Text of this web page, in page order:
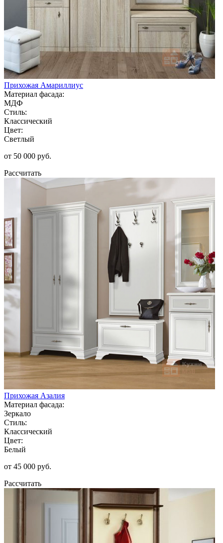
Прихожая Амариллиус
Материал фасада:
МДФ
Стиль:
Классический
Цвет:
Светлый
от 50 000 руб.
Рассчитать
Прихожая Азалия
Материал фасада:
Зеркало
Стиль:
Классический
Цвет:
Белый
от 45 000 руб.
Рассчитать